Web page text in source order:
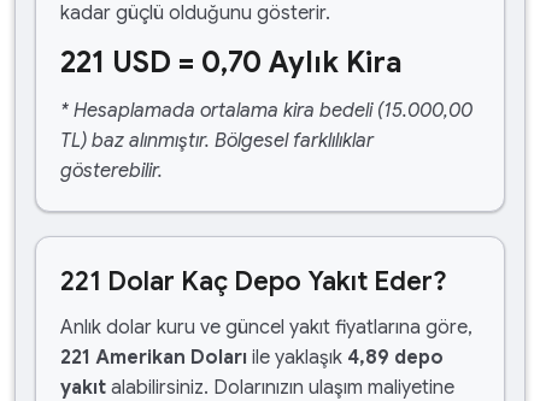
kadar güçlü olduğunu gösterir.
221 USD = 0,70 Aylık Kira
* Hesaplamada ortalama kira bedeli (15.000,00
TL) baz alınmıştır. Bölgesel farklılıklar
gösterebilir.
221 Dolar Kaç Depo Yakıt Eder?
Anlık dolar kuru ve güncel yakıt fiyatlarına göre,
221 Amerikan Doları ile yaklaşık 4,89 depo
yakıt alabilirsiniz. Dolarınızın ulaşım maliyetine